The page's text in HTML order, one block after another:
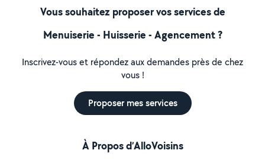
Vous souhaitez proposer vos services de
Menuiserie - Huisserie - Agencement ?
Inscrivez-vous et répondez aux demandes près de chez
vous !
Proposer mes services
À Propos d’AlloVoisins